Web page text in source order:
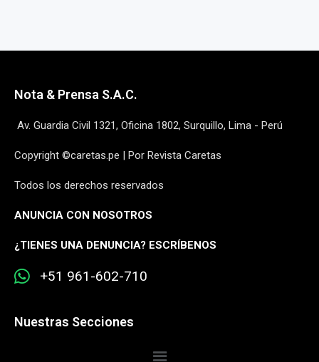
Nota & Prensa S.A.C.
Av. Guardia Civil 1321, Oficina 1802, Surquillo, Lima - Perú
Copyright ©caretas.pe | Por Revista Caretas
Todos los derechos reservados
ANUNCIA CON NOSOTROS
¿TIENES UNA DENUNCIA? ESCRÍBENOS
+51 961-602-710
Nuestras Secciones